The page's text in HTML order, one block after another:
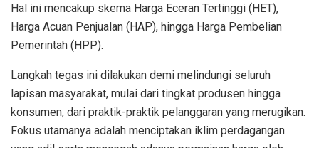
Hal ini mencakup skema Harga Eceran Tertinggi (HET),
Harga Acuan Penjualan (HAP), hingga Harga Pembelian
Pemerintah (HPP).
Langkah tegas ini dilakukan demi melindungi seluruh
lapisan masyarakat, mulai dari tingkat produsen hingga
konsumen, dari praktik-praktik pelanggaran yang merugikan.
Fokus utamanya adalah menciptakan iklim perdagangan